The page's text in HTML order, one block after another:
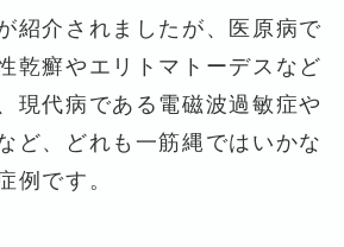
紹介されましたが、医原病で
乾癬やエリトマトーデスなど
現代病である電磁波過敏症や
ど、どれも一筋縄ではいかな
例です。